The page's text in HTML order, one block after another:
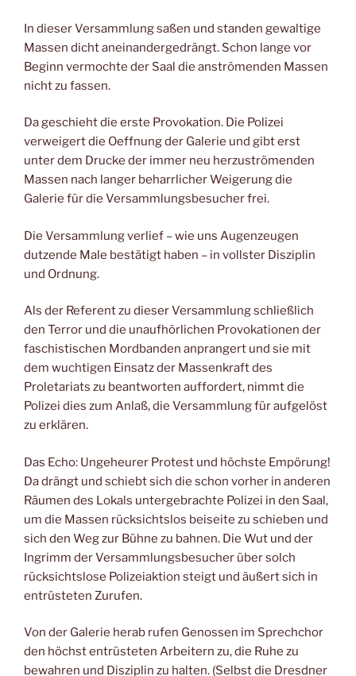
In dieser Versammlung saßen und standen gewaltige
Massen dicht aneinandergedrängt. Schon lange vor
Beginn vermochte der Saal die anströmenden Massen
nicht zu fassen.
Da geschieht die erste Provokation. Die Polizei
verweigert die Oeffnung der Galerie und gibt erst
unter dem Drucke der immer neu herzuströmenden
Massen nach langer beharrlicher Weigerung die
Galerie für die Versammlungsbesucher frei.
Die Versammlung verlief – wie uns Augenzeugen
dutzende Male bestätigt haben – in vollster Disziplin
und Ordnung.
Als der Referent zu dieser Versammlung schließlich
den Terror und die unaufhörlichen Provokationen der
faschistischen Mordbanden anprangert und sie mit
dem wuchtigen Einsatz der Massenkraft des
Proletariats zu beantworten auffordert, nimmt die
Polizei dies zum Anlaß, die Versammlung für aufgelöst
zu erklären.
Das Echo: Ungeheurer Protest und höchste Empörung!
Da drängt und schiebt sich die schon vorher in anderen
Räumen des Lokals untergebrachte Polizei in den Saal,
um die Massen rücksichtslos beiseite zu schieben und
sich den Weg zur Bühne zu bahnen. Die Wut und der
Ingrimm der Versammlungsbesucher über solch
rücksichtslose Polizeiaktion steigt und äußert sich in
entrüsteten Zurufen.
Von der Galerie herab rufen Genossen im Sprechchor
den höchst entrüsteten Arbeitern zu, die Ruhe zu
bewahren und Disziplin zu halten. (Selbst die Dresdner